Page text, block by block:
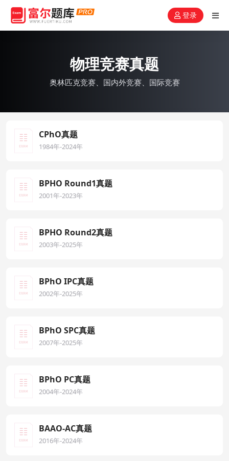
登录
物理竞赛真题
奥林匹克竞赛、国内外竞赛、国际竞赛
CPhO真题
1984年-2024年
BPHO Round1真题
2001年-2023年
BPHO Round2真题
2003年-2025年
BPhO IPC真题
2002年-2025年
BPhO SPC真题
2007年-2025年
BPhO PC真题
2004年-2024年
BAAO-AC真题
2016年-2024年